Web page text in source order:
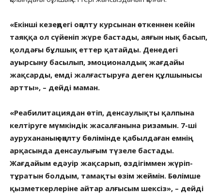
«Екінші кезеңдегі оңалту курсынан өткеннен кейін
таяққа ол сүйеніп жүре бастады, аяғын нық басып,
қолдағы бұлшық еттер қатайды. Денедегі
ауырсыну басылып, эмоционалдық жағдайы
жақсарды, емді жалғастыруға деген құлшынысы
артты», – дейді маман.
«Реабилитациядан өтіп, денсаулықты қалпына
келтіруге мүмкіндік жасалғанына ризамын. 7-ші
аурухананың оңалту бөлімінде қабылдаған емнің
арқасында денсаулығым түзеле бастады.
Жағдайым едәуір жақсарып, өздігіммен жүріп-
тұратын болдым, тамақты өзім жеймін. Бөлімше
қызметкерлеріне айтар алғысым шексіз», – дейді